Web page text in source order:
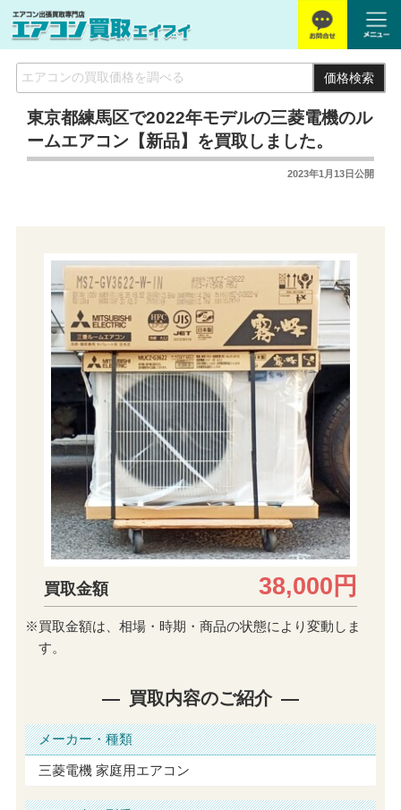
価格検索
東京都練馬区で2022年モデルの三菱電機のル
ームエアコン【新品】を買取しました。
2023年1月13日公開
買取金額 38,000円
※買取金額は、相場・時期・商品の状態により変動しま
す。
買取内容のご紹介
メーカー・種類
三菱電機 家庭用エアコン